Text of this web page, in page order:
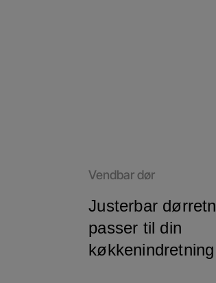
Vendbar dør
Justerbar
passer til din
køkkenindretning